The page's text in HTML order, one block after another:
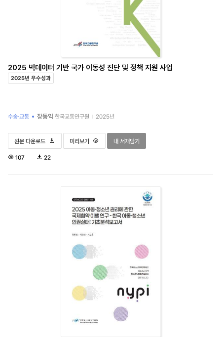
2025 빅데이터 기반 국가 이동성 진단 및 정책 지원 사업
2025년 우수성과
수송·교통 장동익 한국교통연구원 2025년
2025 빅데이터 기반 국가 이동성 진단 및 정책 지원 사업
원문 다운로드 2025 빅데이터 기반 국가 이동성 진단 및 정책 지원 사업
미리보기 2025 빅데이터 기반 국가 이동성 진단 및 정책
내 서재담기
조
107
다
드
22